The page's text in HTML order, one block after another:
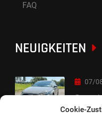
Cookie-
FAQ
NEUIGKEITEN
07/
Sorry